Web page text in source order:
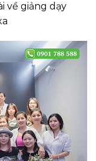
về giảng dạy